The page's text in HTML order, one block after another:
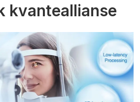
kvanteallianse